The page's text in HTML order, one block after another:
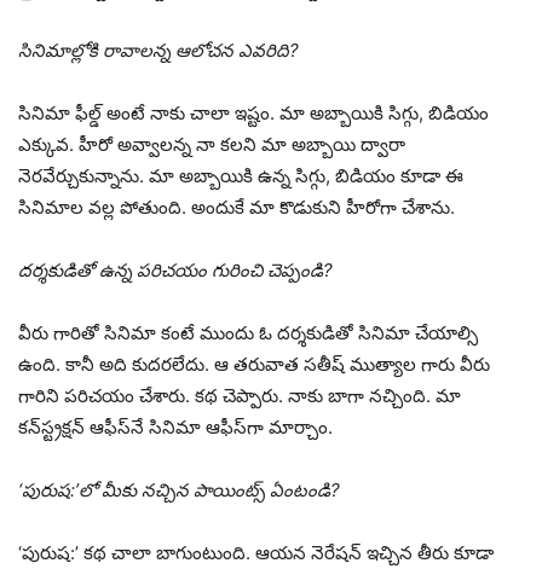
సినిమాల్లోకి రావాలన్న ఆలోచన ఎవరిది?
సినిమా ఫీల్డ్ అంటే నాకు చాలా ఇష్టం. మా అబ్బాయికి సిగ్గు, బిడియం
ఎక్కువ. హీరో అవ్వాలన్న నా కలని మా అబ్బాయి ద్వారా
నెరవేర్చుకున్నాను. మా అబ్బాయికి ఉన్న సిగ్గు, బిడియం కూడా ఈ
సినిమాల వల్ల పోతుంది. అందుకే మా కొడుకుని హీరోగా చేశాను.
దర్శకుడితో ఉన్న పరిచయం గురించి చెప్పండి?
వీరు గారితో సినిమా కంటే ముందు ఓ దర్శకుడితో సినిమా చేయాల్సి
ఉంది. కానీ అది కుదరలేదు. ఆ తరువాత సతీష్ ముత్యాల గారు వీరు
గారిని పరిచయం చేశారు. కథ చెప్పారు. నాకు బాగా నచ్చింది. మా
కన్‌స్ట్రక్షన్ ఆఫీస్‌నే సినిమా ఆఫీస్‌గా మార్చాం.
‘పురుష:’లో మీకు నచ్చిన పాయింట్స్ ఏంటండి?
‘పురుష:’ కథ చాలా బాగుంటుంది. ఆయన నెరేషన్ ఇచ్చిన తీరు కూడా